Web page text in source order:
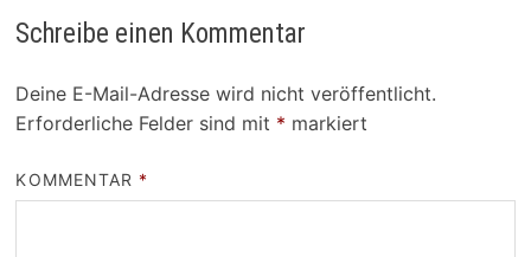
Schreibe einen Kommentar
Deine E-Mail-Adresse wird nicht veröffentlicht.
Erforderliche Felder sind mit * markiert
KOMMENTAR *